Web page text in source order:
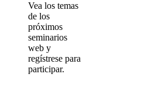
Vea los temas
de los
próximos
seminarios
web y
regístrese para
participar.